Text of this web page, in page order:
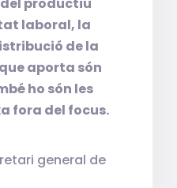
laboral, la
de la
aporta són
ho són les
fora del focus.
general de